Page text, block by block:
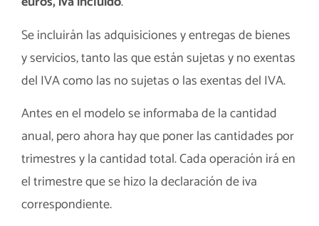
Se incluirán las adquisiciones y entregas de bienes
y servicios, tanto las que están sujetas y no exentas
del IVA como las no sujetas o las exentas del IVA.
Antes en el modelo se informaba de la cantidad
anual, pero ahora hay que poner las cantidades por
trimestres y la cantidad total. Cada operación irá en
el trimestre que se hizo la declaración de iva
correspondiente.